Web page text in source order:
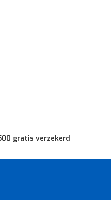
gratis verzekerd